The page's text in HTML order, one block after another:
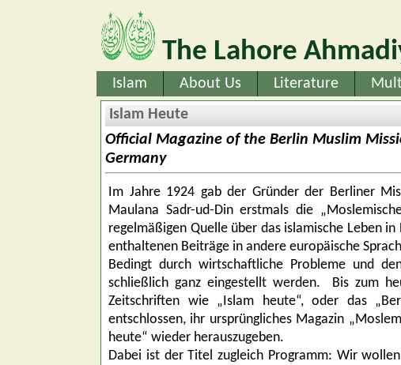
The Lahore
Islam About Us Literature
Islam Heute
Official Magazine of the Berlin Muslim
Germany
Im Jahre 1924 gab der Gründer der Berliner
Maulana Sadr-ud-Din erstmals die
regelmäßigen Quelle über das islamische Leben
enthaltenen Beiträge in andere europäische
Bedingt durch wirtschaftliche Probleme und
schließlich ganz eingestellt werden. Bis zum
Zeitschriften wie „Islam heute“, oder das
entschlossen, ihr ursprüngliches Magazin
heute“ wieder herauszugeben.
Dabei ist der Titel zugleich Programm: Wir